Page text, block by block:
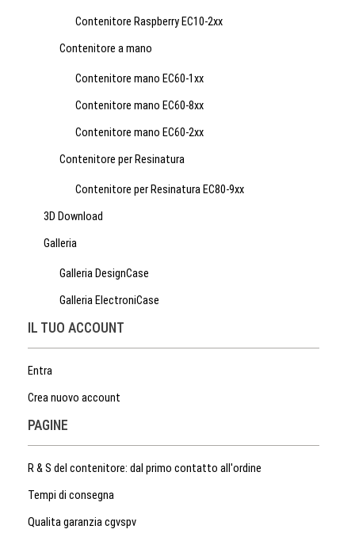
Contenitore Raspberry EC10-2xx
Contenitore a mano
Contenitore mano EC60-1xx
Contenitore mano EC60-8xx
Contenitore mano EC60-2xx
Contenitore per Resinatura
Contenitore per Resinatura EC80-9xx
3D Download
Galleria
Galleria DesignCase
Galleria ElectroniCase
IL TUO ACCOUNT
Entra
Crea nuovo account
PAGINE
R & S del contenitore: dal primo contatto all'ordine
Tempi di consegna
Qualita garanzia cgvspv